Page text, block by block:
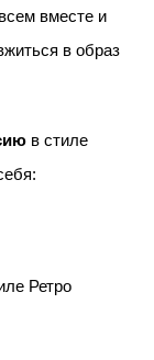
вместе и
в образ
в стиле
Ретро